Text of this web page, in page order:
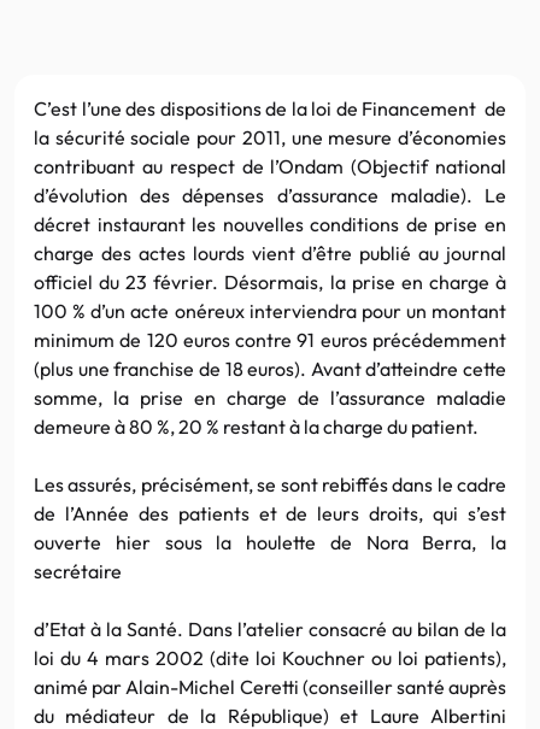
C’est l’une des dispositions de la loi de Financement de
la sécurité sociale pour 2011, une mesure d’économies
contribuant au respect de l’Ondam (Objectif national
d’évolution des dépenses d’assurance maladie). Le
décret instaurant les nouvelles conditions de prise en
charge des actes lourds vient d’être publié au journal
officiel du 23 février. Désormais, la prise en charge à
100 % d’un acte onéreux interviendra pour un montant
minimum de 120 euros contre 91 euros précédemment
(plus une franchise de 18 euros). Avant d’atteindre cette
somme, la prise en charge de l’assurance maladie
demeure à 80 %, 20 % restant à la charge du patient.
Les assurés, précisément, se sont rebiffés dans le cadre
de l’Année des patients et de leurs droits, qui s’est
ouverte hier sous la houlette de Nora Berra, la
secrétaire
d’Etat à la Santé. Dans l’atelier consacré au bilan de la
loi du 4 mars 2002 (dite loi Kouchner ou loi patients),
animé par Alain-Michel Ceretti (conseiller santé auprès
du médiateur de la République) et Laure Albertini